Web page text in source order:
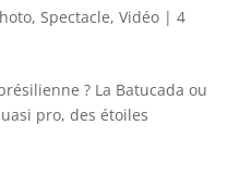
,Spectacle,Vidéo |4
? La Batucada ou
pro, des étoiles